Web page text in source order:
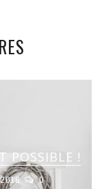
POSSIBLE !
0